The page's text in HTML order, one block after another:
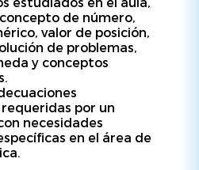
de número,
valor de posición,
de problemas,
y conceptos
por un
necesidades
en el área de